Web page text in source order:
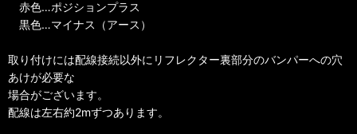
赤色…ポジションプラス
黒色…マイナス（アース）
取り付けには配線接続以外にリフレクター裏部分のバンパーへの穴
あけが必要な
場合がございます。
配線は左右約2mずつあります。